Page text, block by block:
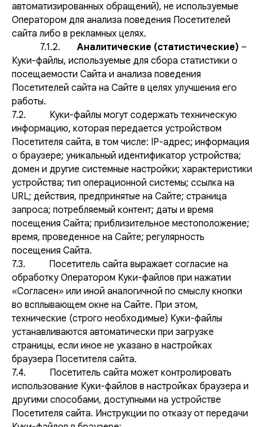
автоматизированных обращений), не используемые
Оператором для анализа поведения Посетителей
сайта либо в рекламных целях.
7.1.2. Аналитические (статистические) –
Куки-файлы, используемые для сбора статистики о
посещаемости Сайта и анализа поведения
Посетителей сайта на Сайте в целях улучшения его
работы.
7.2. Куки-файлы могут содержать техническую
информацию, которая передается устройством
Посетителя сайта, в том числе: IP-адрес; информация
о браузере; уникальный идентификатор устройства;
домен и другие системные настройки; характеристики
устройства; тип операционной системы; ссылка на
URL; действия, предпринятые на Сайте; страница
запроса; потребляемый контент; даты и время
посещения Сайта; приблизительное местоположение;
время, проведенное на Сайте; регулярность
посещения Сайта.
7.3. Посетитель сайта выражает согласие на
обработку Оператором Куки-файлов при нажатии
«Согласен» или иной аналогичной по смыслу кнопки
во всплывающем окне на Сайте. При этом,
технические (строго необходимые) Куки-файлы
устанавливаются автоматически при загрузке
страницы, если иное не указано в настройках
браузера Посетителя сайта.
7.4. Посетитель сайта может контролировать
использование Куки-файлов в настройках браузера и
другими способами, доступными на устройстве
Посетителя сайта. Инструкции по отказу от передачи